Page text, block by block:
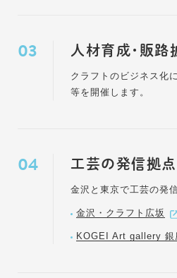
人材育成・販路
クラフトのビジネス化
等を開催します。
工芸の発信拠点
金沢と東京で工芸の発
金沢・クラフト広坂
KOGEI Art gallery 銀